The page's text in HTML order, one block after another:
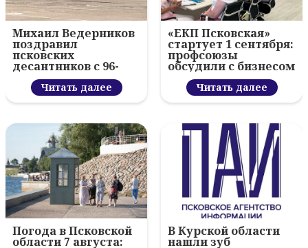
Михаил Ведерников
поздравил
псковских
десантников с 96-
летием ВДВ и
вручил награды
Читать далее
«ЕКП Псковская»
стартует 1 сентября:
профсоюзы
обсудили с бизнесом
новый цифровой
проектЧитать далее
Погода в Псковской
области 7 августа:
В Курской области
нашли зуб